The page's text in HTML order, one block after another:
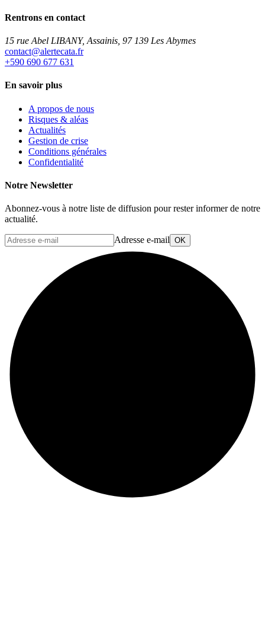
Rentrons en contact
15 rue Abel LIBANY, Assainis, 97 139 Les Abymes
rf.atacetrela@tcatnoc
+590 690 677 631
En savoir plus
A propos de nous
Risques & aléas
Actualités
Gestion de crise
Conditions générales
Confidentialité
Notre Newsletter
Abonnez-vous à notre liste de diffusion pour rester informer de notre
actualité.
Adresse e-mail